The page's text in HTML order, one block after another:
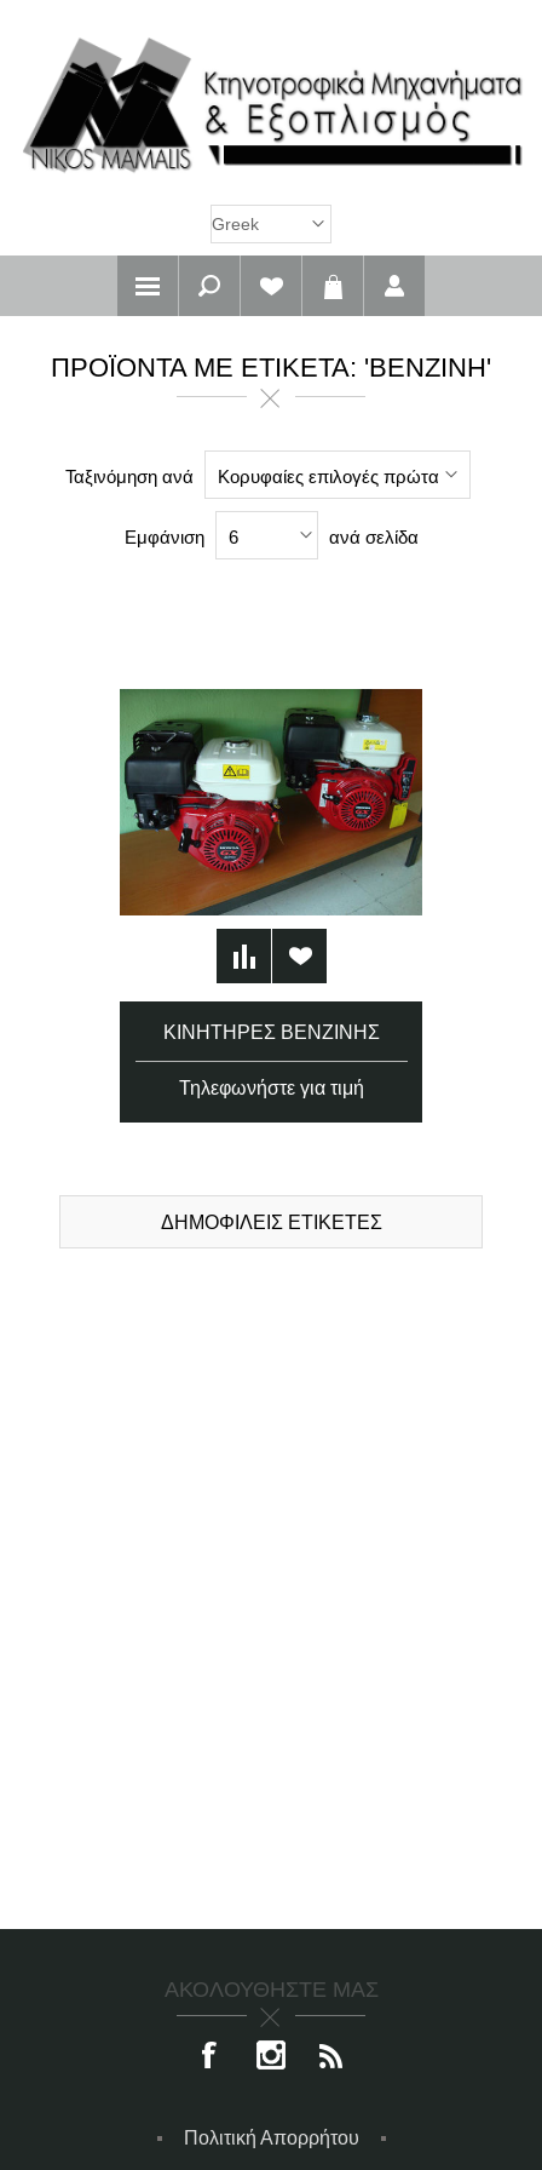
ΠΡΟΪΌΝΤΑ ΜΕ ΕΤΙΚΈΤΑ: 'ΒΕΝΖΊΝΗ'
Ταξινόμηση ανά Κορυφαίες επιλογές πρώτα
Εμφάνιση 6 ανά σελίδα
ΚΙΝΗΤΉΡΕΣ ΒΕΝΖΊΝΗΣ
Τηλεφωνήστε για τιμή
ΔΗΜΟΦΙΛΕΙΣ ΕΤΙΚΕΤΕΣ
ΑΚΟΛΟΥΘΉΣΤΕ ΜΑΣ
Πολιτική Απορρήτου